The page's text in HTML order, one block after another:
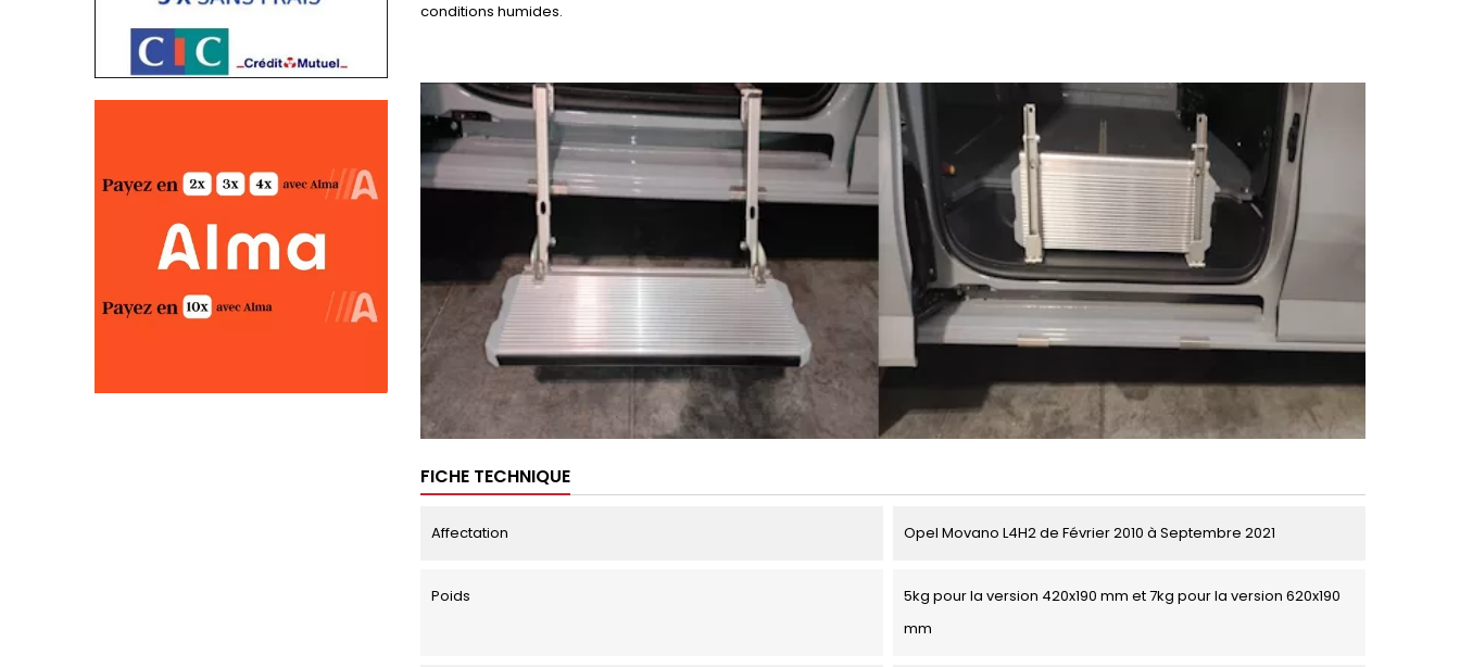
conditions humides.
FICHE TECHNIQUE
Affectation Opel Movano L4H2 de Février 2010 à Septembre 2021
Poids
5kg pour la version 420x190 mm et 7kg pour la version 620x190
mm